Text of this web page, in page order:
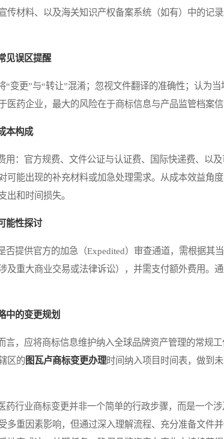
传材料、以及海关知识产权备案系统（如有）中的记
见误区提醒
更”与“转让”混淆；忽视文件翻译的准确性；认为当
医药企业，最大的风险在于商标信息与产品监管档案
本构成
：官方规费、文件公证与认证费、国际快递费、以及
可能出现的补充材料或加急处理需求。从成本效益角
出和时间损失。
能性探讨
提供官方的加急（Expedited）审查通道，需根据其
及重大商业交易或法律诉讼），并需支付额外费用。
中的变更规划
，应将商标信息维护纳入全球品牌资产管理的常规工
区的图瓦卢商标变更办理时间纳入项目时间表，做到
行业商标变更并非一个简单的行政步骤，而是一个涉
多重因素影响，但通过深入理解流程、充分准备文件